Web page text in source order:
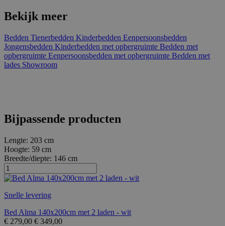
Bekijk meer
Bedden Tienerbedden Kinderbedden Eenpersoonsbedden
Jongensbedden Kinderbedden met opbergruimte Bedden met
opbergruimte Eenpersoonsbedden met opbergruimte Bedden met
lades Showroom
Bijpassende producten
Lengte: 203 cm
Hoogte: 59 cm
Breedte/diepte: 146 cm
Snelle levering
Bed Alma 140x200cm met 2 laden - wit
€ 279,00 € 349,00